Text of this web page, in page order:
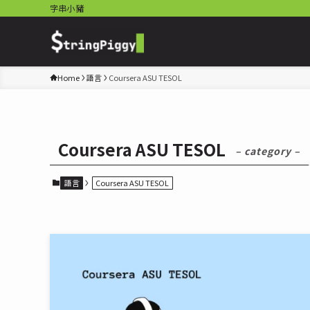
字串小豬
Home 語言 Coursera ASU TESOL
Coursera ASU TESOL – category –
語言 Coursera ASU TESOL